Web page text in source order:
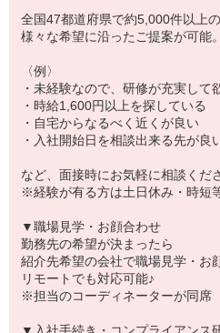
全国47都道府県で約5,000件以上
様々な希望に沿ったご提案が可能。
〈例〉
・未経験なので、研修が充実して
・時給1,600円以上を探している
・自宅からなるべく近くが良い
・入社開始日を相談出来る先が良
など、面接時にお気軽に相談くだ
※経験が有る方は土日休み・時短
▼職場見学・お顔合わせ
勤務先の希望が決まったら
紹介先希望の会社で職場見学・お
リモートでも対応可能♪
※担当のコーディネーターが同席